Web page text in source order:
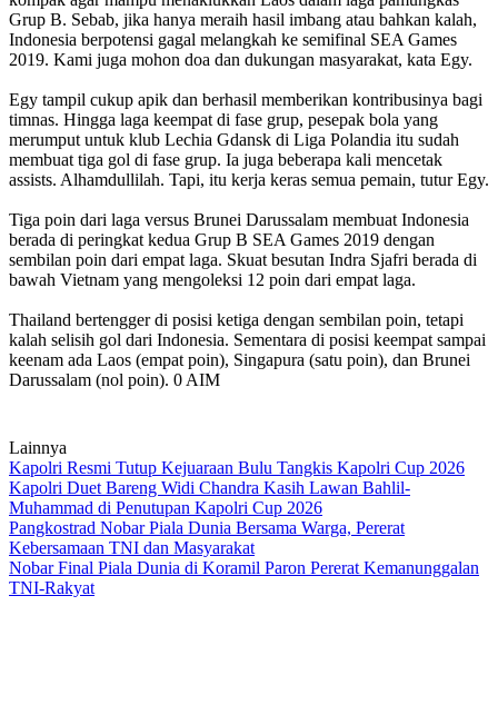
Grup B. Sebab, jika hanya meraih hasil imbang atau bahkan kalah,
Indonesia berpotensi gagal melangkah ke semifinal SEA Games
2019. Kami juga mohon doa dan dukungan masyarakat, kata Egy.
Egy tampil cukup apik dan berhasil memberikan kontribusinya bagi
timnas. Hingga laga keempat di fase grup, pesepak bola yang
merumput untuk klub Lechia Gdansk di Liga Polandia itu sudah
membuat tiga gol di fase grup. Ia juga beberapa kali mencetak
assists. Alhamdullilah. Tapi, itu kerja keras semua pemain, tutur Egy.
Tiga poin dari laga versus Brunei Darussalam membuat Indonesia
berada di peringkat kedua Grup B SEA Games 2019 dengan
sembilan poin dari empat laga. Skuat besutan Indra Sjafri berada di
bawah Vietnam yang mengoleksi 12 poin dari empat laga.
Thailand bertengger di posisi ketiga dengan sembilan poin, tetapi
kalah selisih gol dari Indonesia. Sementara di posisi keempat sampai
keenam ada Laos (empat poin), Singapura (satu poin), dan Brunei
Darussalam (nol poin). 0 AIM
Lainnya
Kapolri Resmi Tutup Kejuaraan Bulu Tangkis Kapolri Cup 2026
Kapolri Duet Bareng Widi Chandra Kasih Lawan Bahlil-
Muhammad di Penutupan Kapolri Cup 2026
Pangkostrad Nobar Piala Dunia Bersama Warga, Pererat
Kebersamaan TNI dan Masyarakat
Nobar Final Piala Dunia di Koramil Paron Pererat Kemanunggalan
TNI-Rakyat